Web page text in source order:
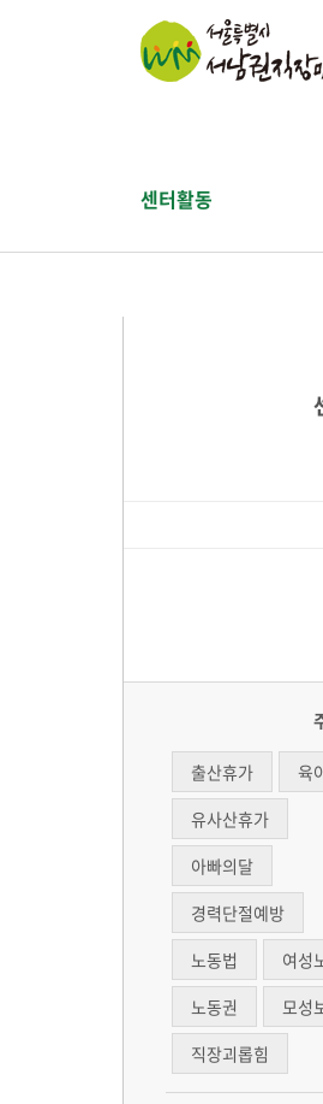
센터활동
출산휴가
육
유사산휴가
아빠의달
경력단절예방
노동법
여성
노동권
모성
직장괴롭힘